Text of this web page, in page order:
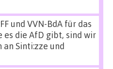
und VVN-BdA für das
es die AfD gibt, sind wir
an Sinti:zze und